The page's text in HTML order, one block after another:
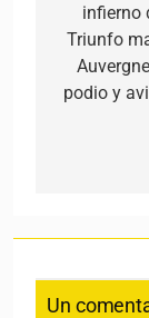
infierno
Triunfo
podio y
Un